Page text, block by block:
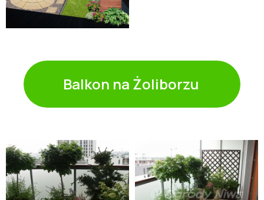
Balkon na Żoliborzu ㅤ